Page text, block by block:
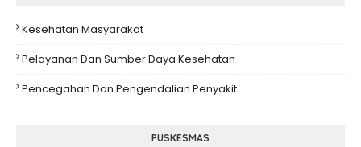
Kesehatan Masyarakat
Pelayanan Dan Sumber Daya Kesehatan
Pencegahan Dan Pengendalian Penyakit
PUSKESMAS